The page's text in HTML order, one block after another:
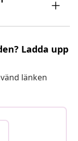
Ladda upp
länken